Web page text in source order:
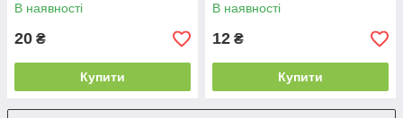
В наявності
20 ₴
Купити
В наявності
12 ₴
Купити